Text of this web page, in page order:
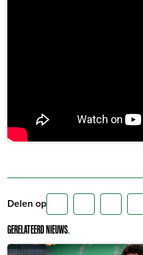
Delen op
GERELATEERD NIEUWS.